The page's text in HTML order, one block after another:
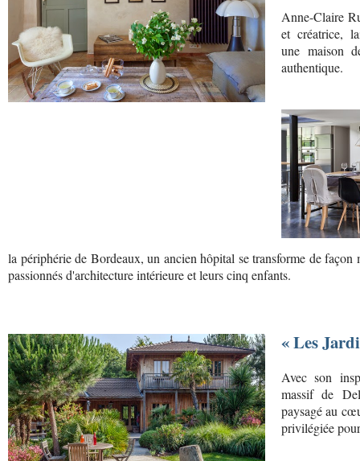
Anne-Claire
et créatrice,
une maison
authentique.
la périphérie de Bordeaux, un ancien hôpital se transforme de
passionnés d'architecture intérieure et leurs cinq enfants.
« Les
Avec son
massif de
paysagé au
privilégiée